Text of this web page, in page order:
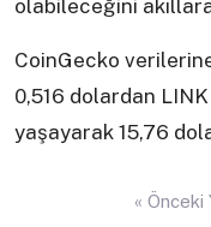
olabileceğini
CoinGecko
0,516 dolardan
yaşayarak 15,76
« Önceki